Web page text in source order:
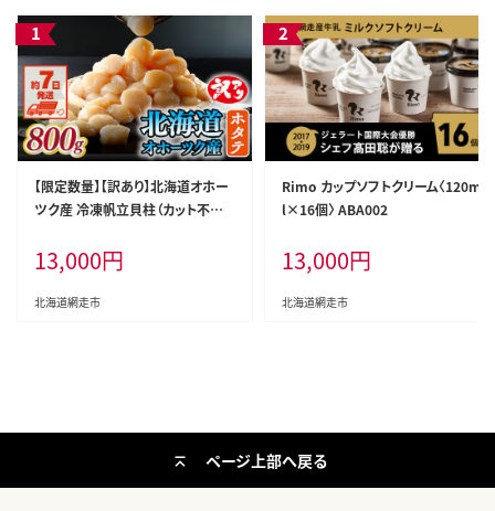
【限定数量】【訳あり】北海道オホー
ツク産 冷凍帆立貝柱（カット不要で
R023
13,000円
北海道網走市
Rimo カップソフトクリーム〈120m
l×16個〉 ABA002
13,000円
北海道網走市
ページ上部へ戻る